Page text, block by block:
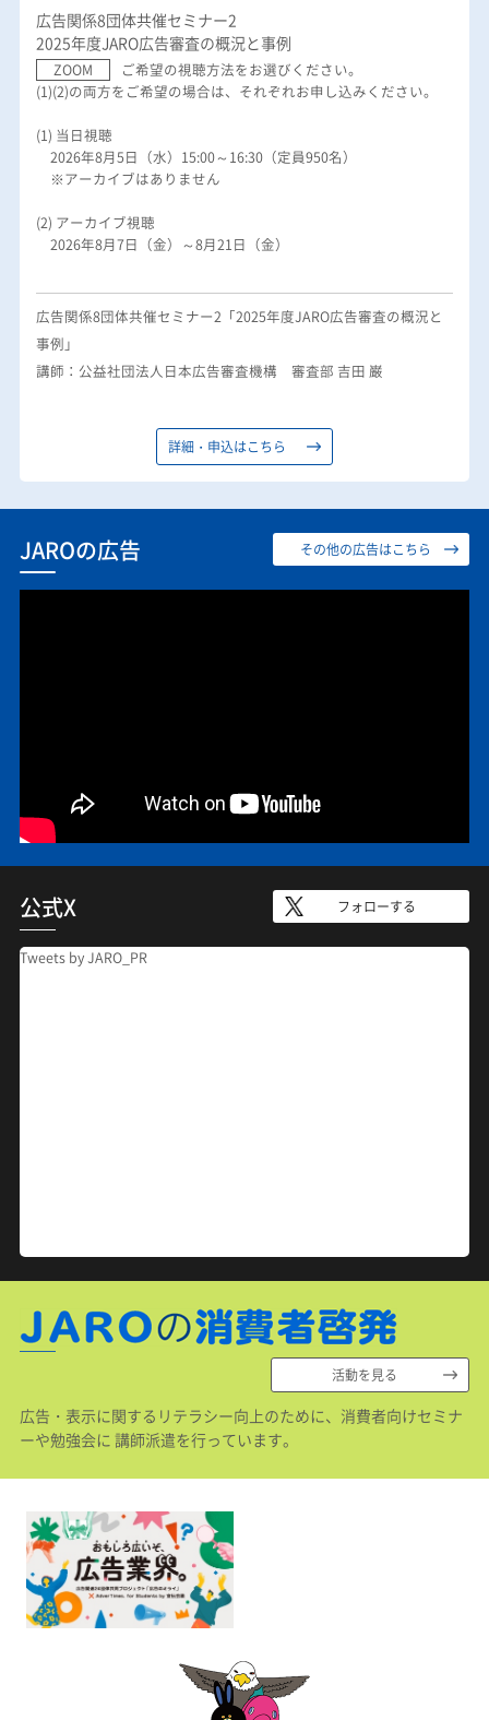
広告関係8団体共催セミナー2
2025年度JARO広告審査の概況と事例
ZOOM
ご希望の視聴方法をお選びください。
(1)(2)の両方をご希望の場合は、それぞれお申し込みください。
(1) 当日視聴
2026年8月5日（水）15:00～16:30（定員950名）
※アーカイブはありません
(2) アーカイブ視聴
2026年8月7日（金）～8月21日（金）
広告関係8団体共催セミナー2「2025年度JARO広告審査の概況と
事例」
講師：公益社団法人日本広告審査機構 審査部 吉田 巌
詳細・申込はこちら
JAROの広告 その他の広告はこちら
公式X フォローする
Tweets by JARO_PR
活動を見る
広告・表示に関するリテラシー向上のために、消費者向けセミナ
ーや勉強会に 講師派遣を行っています。